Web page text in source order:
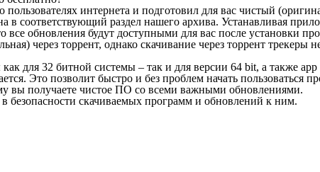
пользователях интернета и подготовил для вас чистый
в соответствующий раздел нашего архива. Устанавливая
обновления будут доступными для вас после установки
через торрент, однако скачивание через торрент трекеры
для 32 битной системы – так и для версии 64 bit, а также
Это позволит быстро и без проблем начать пользоваться
вы получаете чистое ПО со всеми важными обновлениями.
безопасности скачиваемых программ и обновлений к ним.